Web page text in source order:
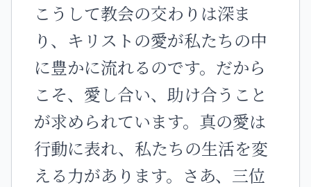
こうして教会の交わりは深ま
り、キリストの愛が私たちの中
に豊かに流れるのです。だから
こそ、愛し合い、助け合うこと
が求められています。真の愛は
行動に表れ、私たちの生活を変
える力があります。さあ、三位